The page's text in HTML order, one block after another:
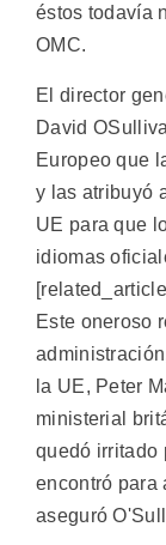
éstos todavía
OMC.
El director
David
Europeo que
y las atribuyó
UE para que
idiomas
Este oneroso
la UE, Peter
ministerial
quedó irritado
encontró para
aseguró